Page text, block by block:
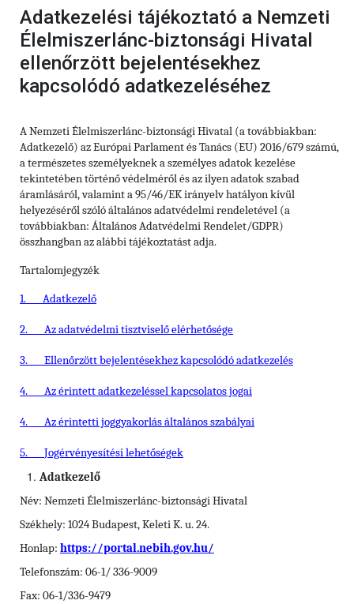
Adatkezelési tájékoztató a Nemzeti
Élelmiszerlánc-biztonsági Hivatal
ellenőrzött bejelentésekhez
kapcsolódó adatkezeléséhez
A Nemzeti Élelmiszerlánc-biztonsági Hivatal (a továbbiakban:
Adatkezelő) az Európai Parlament és Tanács (EU) 2016/679 számú,
a természetes személyeknek a személyes adatok kezelése
tekintetében történő védelméről és az ilyen adatok szabad
áramlásáról, valamint a 95/46/EK irányelv hatályon kívül
helyezéséről szóló általános adatvédelmi rendeletével (a
továbbiakban: Általános Adatvédelmi Rendelet/GDPR)
összhangban az alábbi tájékoztatást adja.
Tartalomjegyzék
1. Adatkezelő
2. Az adatvédelmi tisztviselő elérhetősége
3. Ellenőrzött bejelentésekhez kapcsolódó adatkezelés
4. Az érintett adatkezeléssel kapcsolatos jogai
4. Az érintetti joggyakorlás általános szabályai
5.
Jogérvényesítési lehetőségek
Adatkezelő
Név: Nemzeti Élelmiszerlánc-biztonsági Hivatal
Székhely: 1024 Budapest, Keleti K. u. 24.
Honlap: https://portal.nebih.gov.hu/
Telefonszám: 06-1/ 336-9009
Fax: 06-1/336-9479